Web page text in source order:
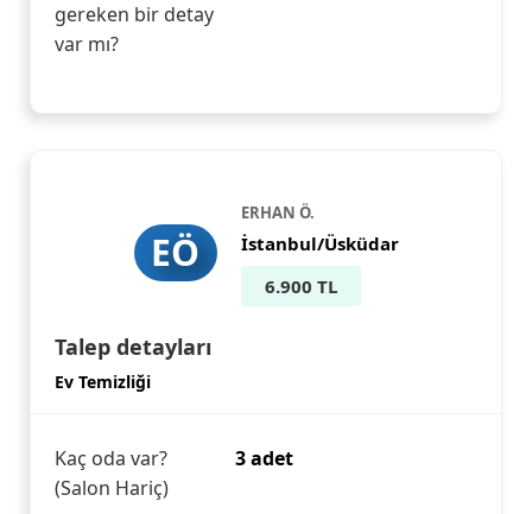
gereken bir detay
var mı?
EÖ
ERHAN Ö.
İstanbul/Üsküdar
6.900 TL
Talep detayları
Ev Temizliği
Kaç oda var?
(Salon Hariç)
3 adet